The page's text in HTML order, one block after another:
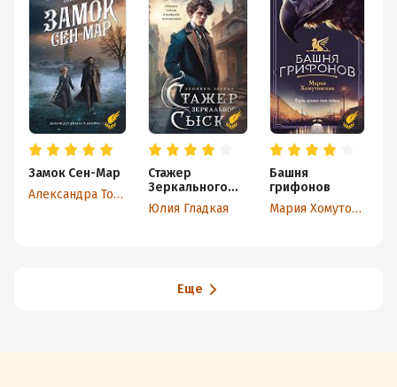
Замок Сен-Мар
Александра Торн
Стажер
Зеркального
сыска
Юлия Гладкая
Башня
грифонов
Мария Хомутовская
Еще